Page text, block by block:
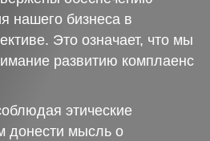
нашего бизнеса в
Это означает, что мы
развитию комплаенс
этические
донести мысль о